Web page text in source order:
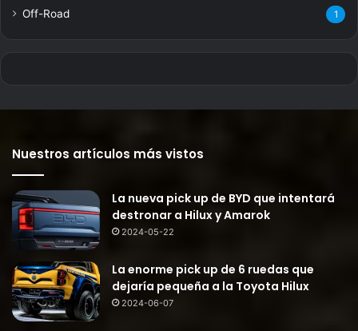
Off-Road 1
Nuestros artículos más vistos
La nueva pick up de BYD que intentará
destronar a Hilux y Amarok
2024-05-22
La enorme pick up de 6 ruedas que
dejaría pequeña a la Toyota Hilux
2024-06-07